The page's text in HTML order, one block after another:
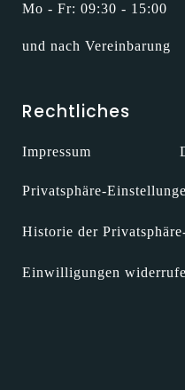
Mo - Fr: 09:30 - 15:00
und nach Vereinbarung
Rechtliches
Impressum
Privatsphäre-
Historie der
Einwilligungen